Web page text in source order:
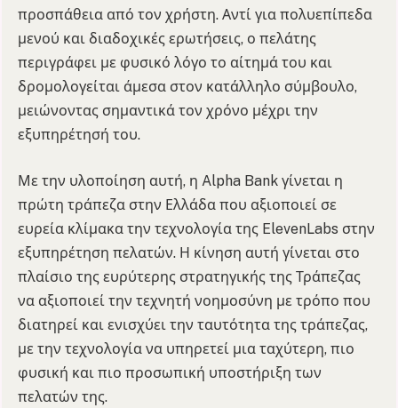
προσπάθεια από τον χρήστη. Αντί για πολυεπίπεδα
μενού και διαδοχικές ερωτήσεις, ο πελάτης
περιγράφει με φυσικό λόγο το αίτημά του και
δρομολογείται άμεσα στον κατάλληλο σύμβουλο,
μειώνοντας σημαντικά τον χρόνο μέχρι την
εξυπηρέτησή του.
Με την υλοποίηση αυτή, η Alpha Bank γίνεται η
πρώτη τράπεζα στην Ελλάδα που αξιοποιεί σε
ευρεία κλίμακα την τεχνολογία της ElevenLabs στην
εξυπηρέτηση πελατών. Η κίνηση αυτή γίνεται στο
πλαίσιο της ευρύτερης στρατηγικής της Τράπεζας
να αξιοποιεί την τεχνητή νοημοσύνη με τρόπο που
διατηρεί και ενισχύει την ταυτότητα της τράπεζας,
με την τεχνολογία να υπηρετεί μια ταχύτερη, πιο
φυσική και πιο προσωπική υποστήριξη των
πελατών της.